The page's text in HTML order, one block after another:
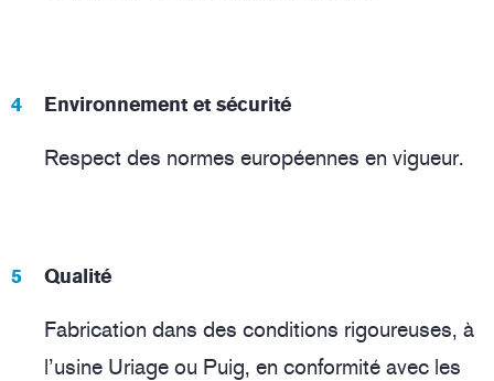
Environnement et sécurité
Respect des normes européennes en vigueur.
Qualité
Fabrication dans des conditions rigoureuses, à
l’usine Uriage ou Puig, en conformité avec les